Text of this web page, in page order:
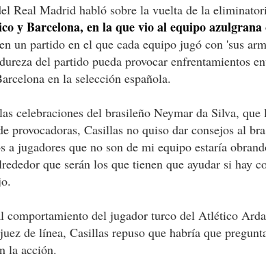
Real Madrid habló sobre la vuelta de la
y Barcelona, en la que vio al equipo
en un partido en el que cada equipo jugó con 'sus
del partido pueda provocar enfrentamientos
en la selección española.
celebraciones del brasileño Neymar da Silva, que
provocadoras, Casillas no quiso dar consejos al
a jugadores que no son de mi equipo estaría
que serán los que tienen que ayudar si hay
comportamiento del jugador turco del Atlético
de línea, Casillas repuso que habría que
la acción.